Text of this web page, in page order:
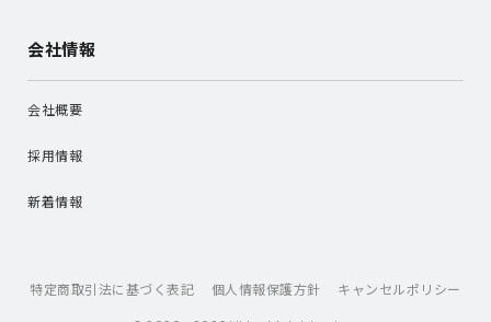
会社情報
会社概要
採用情報
新着情報
特定商取引法に基づく表記 個人情報保護方針 キャンセルポリシー